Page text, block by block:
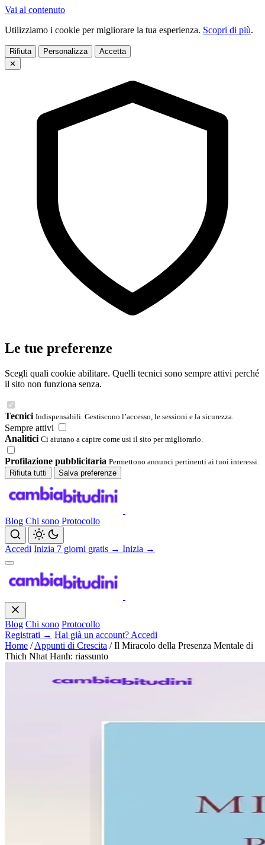
Vai al contenuto
Utilizziamo i cookie per migliorare la tua esperienza. Scopri di più.
Rifiuta Personalizza
Accetta
✕
Le tue preferenze
Scegli quali cookie abilitare. Quelli tecnici sono sempre attivi perché
il sito non funziona senza.
Tecnici Indispensabili. Gestiscono l’accesso, le sessioni e la sicurezza.
Sempre attivi
Analitici Ci aiutano a capire come usi il sito per migliorarlo.
Profilazione pubblicitaria Permettono annunci pertinenti ai tuoi interessi.
Rifiuta tutti
Salva preferenze
Blog Chi sono Protocollo
Accedi Inizia 7 giorni gratis → Inizia →
Blog Chi sono Protocollo
Registrati → Hai già un account? Accedi
Home / Appunti di Crescita / Il Miracolo della Presenza Mentale di
Thich Nhat Hanh: riassunto